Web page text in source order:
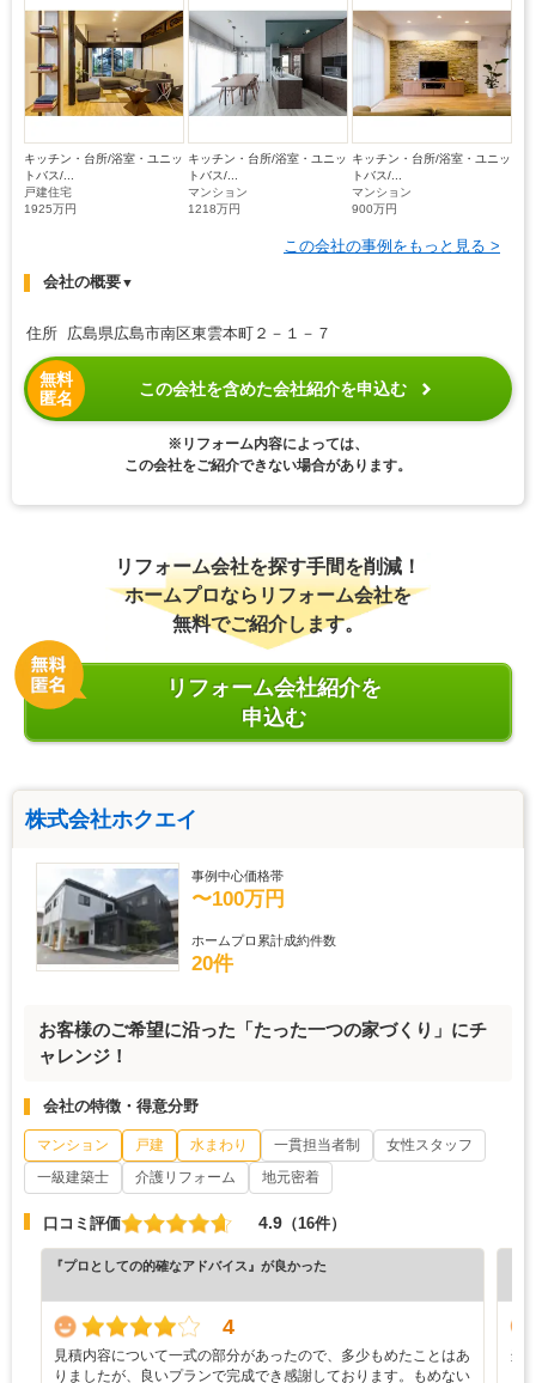
キッチン・台所/浴室・ユニッ
トバス/...
戸建住宅
1925万円
キッチン・台所/浴室・ユニッ
トバス/...
マンション
1218万円
キッチン・台所/浴室・ユニッ
トバス/...
マンション
900万円
この会社の事例をもっと見る >
会社の概要▼
住所 広島県広島市南区東雲本町２－１－７
無料
匿名
この会社を含めた会社紹介を申込む
※リフォーム内容によっては、
この会社をご紹介できない場合があります。
リフォーム会社を探す手間を削減！
ホームプロならリフォーム会社を
無料でご紹介します。
リフォーム会社紹介を
申込む
株式会社ホクエイ
事例中心価格帯
〜100万円
ホームプロ累計成約件数
20件
お客様のご希望に沿った「たった一つの家づくり」にチ
ャレンジ！
会社の特徴・得意分野
マンション 戸建 水まわり 一貫担当者制
女性スタッフ
一級建築士
介護リフォーム 地元密着
口コミ評価 4.9 （16件）
『プロとしての的確なアドバイス』が良かった
4
見積内容について一式の部分があったので、多少もめたことはあ
りましたが、良いプランで完成でき感謝しております。もめない
当